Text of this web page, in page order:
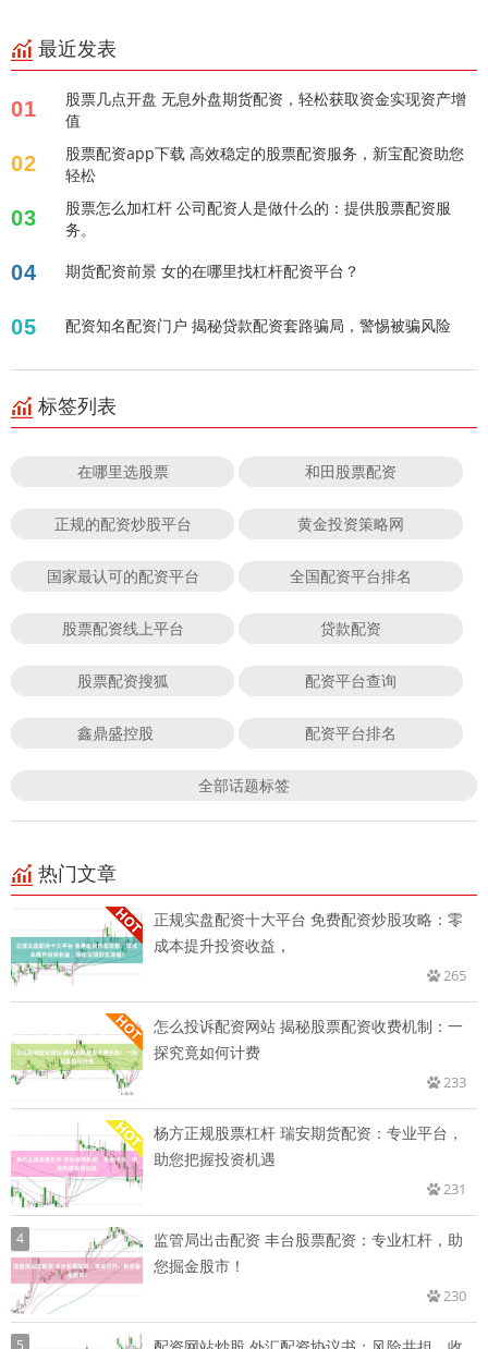
最近发表
01
股票几点开盘 无息外盘期货配资，轻松获取资金实现资产增
值
02
股票配资app下载 高效稳定的股票配资服务，新宝配资助您
轻松
03
股票怎么加杠杆 公司配资人是做什么的：提供股票配资服
务。
04 期货配资前景 女的在哪里找杠杆配资平台？
05 配资知名配资门户 揭秘贷款配资套路骗局，警惕被骗风险
标签列表
在哪里选股票 和田股票配资
正规的配资炒股平台 黄金投资策略网
国家最认可的配资平台 全国配资平台排名
股票配资线上平台 贷款配资
股票配资搜狐 配资平台查询
鑫鼎盛控股 配资平台排名
全部话题标签
热门文章
正规实盘配资十大平台 免费配资炒股攻略：零
成本提升投资收益，
265
怎么投诉配资网站 揭秘股票配资收费机制：一
探究竟如何计费
233
杨方正规股票杠杆 瑞安期货配资：专业平台，
助您把握投资机遇
231
4
监管局出击配资 丰台股票配资：专业杠杆，助
您掘金股市！
230
5